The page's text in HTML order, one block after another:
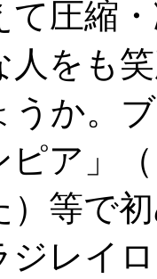
て圧縮
人をも
うか。
ピア」
）等で
ジレイ